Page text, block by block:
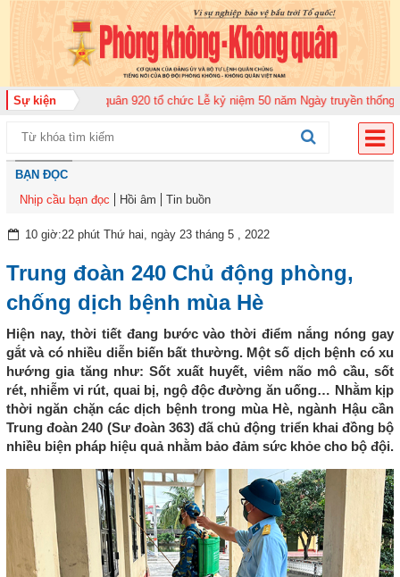
Sự kiện
đoàn Không quân 920 tổ chức Lễ kỷ niệm 50 năm Ngày truyền thống (12-
BẠN ĐỌC
Nhịp cầu bạn đọc
Hồi âm Tin buồn
10 giờ:22 phút Thứ hai, ngày 23 tháng 5 , 2022
Trung đoàn 240 Chủ động phòng,
chống dịch bệnh mùa Hè
Hiện nay, thời tiết đang bước vào thời điểm nắng nóng gay
gắt và có nhiều diễn biến bất thường. Một số dịch bệnh có xu
hướng gia tăng như: Sốt xuất huyết, viêm não mô cầu, sốt
rét, nhiễm vi rút, quai bị, ngộ độc đường ăn uống… Nhằm kịp
thời ngăn chặn các dịch bệnh trong mùa Hè, ngành Hậu cần
Trung đoàn 240 (Sư đoàn 363) đã chủ động triển khai đồng bộ
nhiều biện pháp hiệu quả nhằm bảo đảm sức khỏe cho bộ đội.